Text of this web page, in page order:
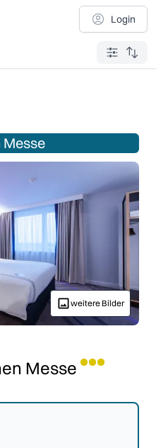
Login
Messe
weitere Bilder
Messe